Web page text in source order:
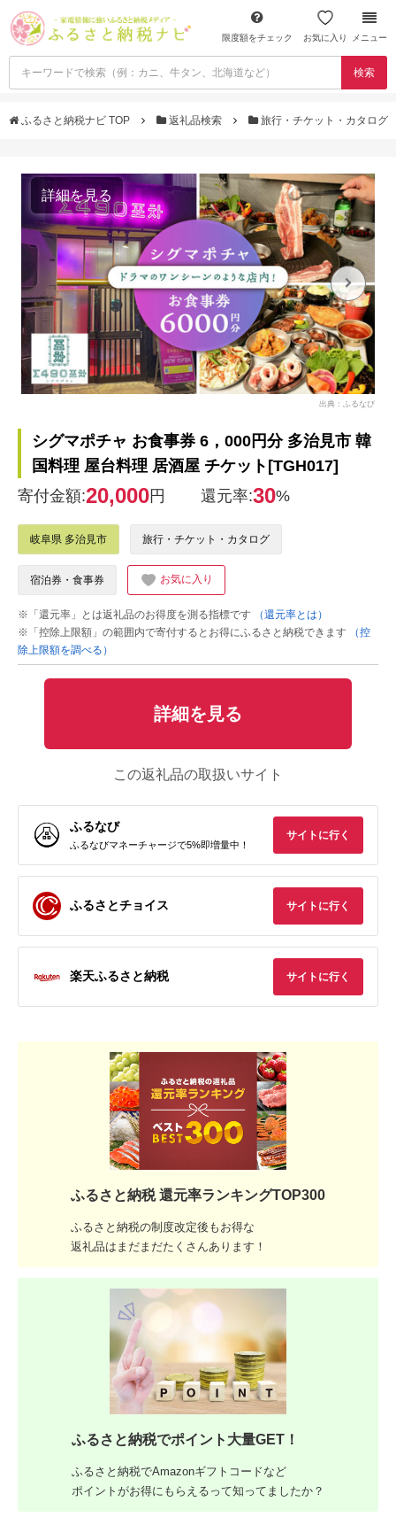
限度額をチェック お気に入り メニュー
検索
ふるさと納税ナビ TOP 返礼品検索 旅行・チケット・カタログ
詳細を見る
出典：ふるなび
シグマポチャ お食事券 6，000円分 多治見市 韓
国料理 屋台料理 居酒屋 チケット[TGH017]
寄付金額:20,000円 還元率:30%
岐阜県 多治見市 旅行・チケット・カタログ
宿泊券・食事券 お気に入り
※「還元率」とは返礼品のお得度を測る指標です
（還元率とは）
※「控除上限額」の範囲内で寄付するとお得にふるさと納税できます
（控
除上限額を調べる）
詳細を見る
この返礼品の取扱いサイト
ふるなび
ふるなびマネーチャージで5%即増量中！
サイトに行く
ふるさとチョイス サイトに行く
楽天ふるさと納税 サイトに行く
ふるさと納税 還元率ランキングTOP300
ふるさと納税の制度改定後もお得な
返礼品はまだまだたくさんあります！
ふるさと納税でポイント大量GET！
ふるさと納税でAmazonギフトコードなど
ポイントがお得にもらえるって知ってましたか？